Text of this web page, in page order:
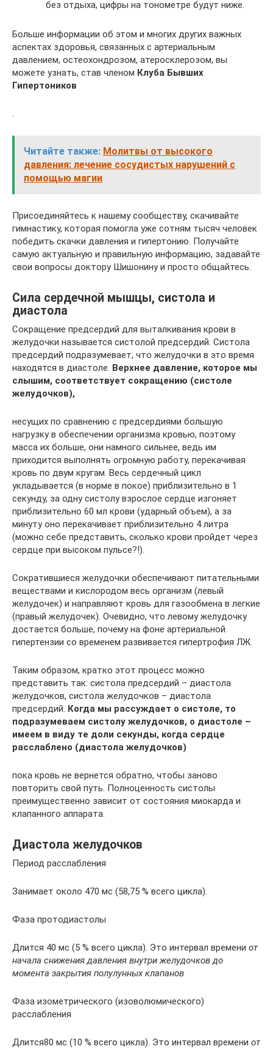
без отдыха, цифры на тонометре будут ниже.
Больше информации об этом и многих других важных
аспектах здоровья, связанных с артериальным
давлением, остеохондрозом, атеросклерозом, вы
можете узнать, став членом Клуба Бывших
Гипертоников
.
Читайте также: Молитвы от высокого
давления: лечение сосудистых нарушений с
помощью магии
Присоединяйтесь к нашему сообществу, скачивайте
гимнастику, которая помогла уже сотням тысяч человек
победить скачки давления и гипертонию. Получайте
самую актуальную и правильную информацию, задавайте
свои вопросы доктору Шишонину и просто общайтесь.
Сила сердечной мышцы, систола и
диастола
Сокращение предсердий для выталкивания крови в
желудочки называется систолой предсердий. Систола
предсердий подразумевает, что желудочки в это время
находятся в диастоле. Верхнее давление, которое мы
слышим, соответствует сокращению (систоле
желудочков),
несущих по сравнению с предсердиями большую
нагрузку в обеспечении организма кровью, поэтому
масса их больше, они намного сильнее, ведь им
приходится выполнять огромную работу, перекачивая
кровь по двум кругам. Весь сердечный цикл
укладывается (в норме в покое) приблизительно в 1
секунду, за одну систолу взрослое сердце изгоняет
приблизительно 60 мл крови (ударный объем), а за
минуту оно перекачивает приблизительно 4 литра
(можно себе представить, сколько крови пройдет через
сердце при высоком пульсе?!).
Сократившиеся желудочки обеспечивают питательными
веществами и кислородом весь организм (левый
желудочек) и направляют кровь для газообмена в легкие
(правый желудочек). Очевидно, что левому желудочку
достается больше, почему на фоне артериальной
гипертензии со временем развивается гипертрофия ЛЖ.
Таким образом, кратко этот процесс можно
представить так: систола предсердий – диастола
желудочков, систола желудочков – диастола
предсердий. Когда мы рассуждает о систоле, то
подразумеваем систолу желудочков, о диастоле –
имеем в виду те доли секунды, когда сердце
расслаблено (диастола желудочков)
пока кровь не вернется обратно, чтобы заново
повторить свой путь. Полноценность систолы
преимущественно зависит от состояния миокарда и
клапанного аппарата.
Диастола желудочков
Период расслабления
Занимает около 470 мс (58,75 % всего цикла).
Фаза протодиастолы
Длится 40 мс (5 % всего цикла). Это интервал времени от
начала снижения давления внутри желудочков до
момента закрытия полулунных клапанов
Фаза изометрического (изоволюмического)
расслабления
Длится80 мс (10 % всего цикла). Это интервал времени от